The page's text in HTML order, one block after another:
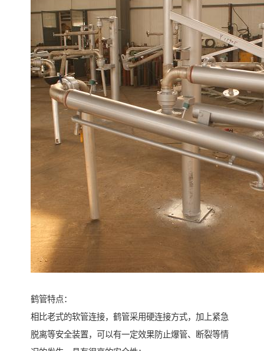
鹤管特点：
相比老式的软管连接，鹤管采用硬连接方式，加上紧急
脱离等安全装置，可以有一定效果防止爆管、断裂等情